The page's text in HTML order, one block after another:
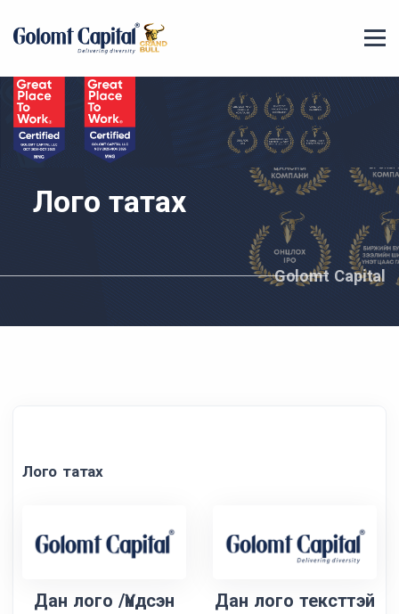
Golomt Capital
Лого татах
Лого татах
Дан лого /Үндсэн
Дан лого тексттэй